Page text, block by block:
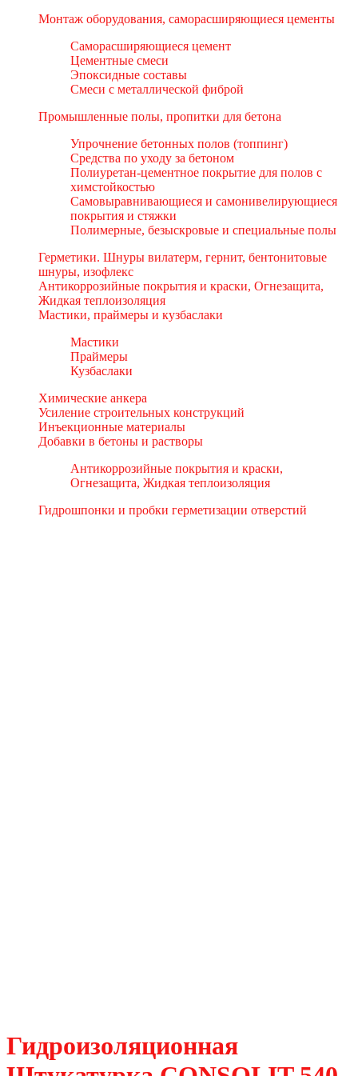
Монтаж оборудования, саморасширяющиеся цементы
Саморасширяющиеся цемент
Цементные смеси
Эпоксидные составы
Смеси с металлической фиброй
Промышленные полы, пропитки для бетона
Упрочнение бетонных полов (топпинг)
Средства по уходу за бетоном
Полиуретан-цементное покрытие для полов с
химстойкостью
Самовыравнивающиеся и самонивелирующиеся
покрытия и стяжки
Полимерные, безыскровые и специальные полы
Герметики. Шнуры вилатерм, гернит, бентонитовые
шнуры, изофлекс
Антикоррозийные покрытия и краски, Огнезащита,
Жидкая теплоизоляция
Мастики, праймеры и кузбаслаки
Мастики
Праймеры
Кузбаслаки
Химические анкера
Усиление строительных конструкций
Инъекционные материалы
Добавки в бетоны и растворы
Антикоррозийные покрытия и краски,
Огнезащита, Жидкая теплоизоляция
Гидрошпонки и пробки герметизации отверстий
Гидроизоляционная